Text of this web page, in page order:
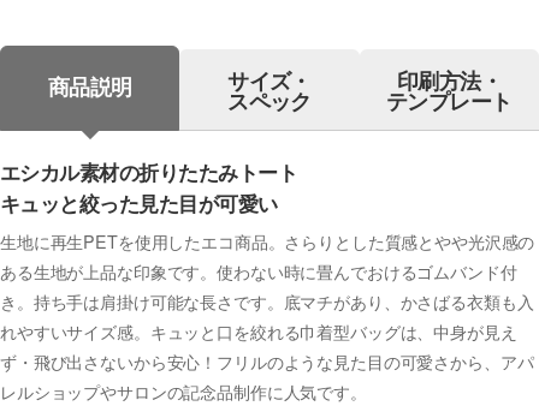
商品説明 サイズ・
スペック
印刷方法・
テンプレート
エシカル素材の折りたたみトート
キュッと絞った見た目が可愛い
生地に再生PETを使用したエコ商品。さらりとした質感とやや光沢感の
ある生地が上品な印象です。使わない時に畳んでおけるゴムバンド付
き。持ち手は肩掛け可能な長さです。底マチがあり、かさばる衣類も入
れやすいサイズ感。キュッと口を絞れる巾着型バッグは、中身が見え
ず・飛び出さないから安心！フリルのような見た目の可愛さから、アパ
レルショップやサロンの記念品制作に人気です。